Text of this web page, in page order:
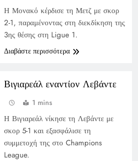
Η Μονακό κέρδισε τη Μετζ με σκορ
2-1, παραμένοντας στη διεκδίκηση της
3ης θέσης στη Ligue 1.
Διαβάστε περισσότερα
Βιγιαρεάλ εναντίον Λεβάντε
1 mins
Η Βιγιαρεάλ νίκησε τη Λεβάντε με
σκορ 5-1 και εξασφάλισε τη
συμμετοχή της στο Champions
League.